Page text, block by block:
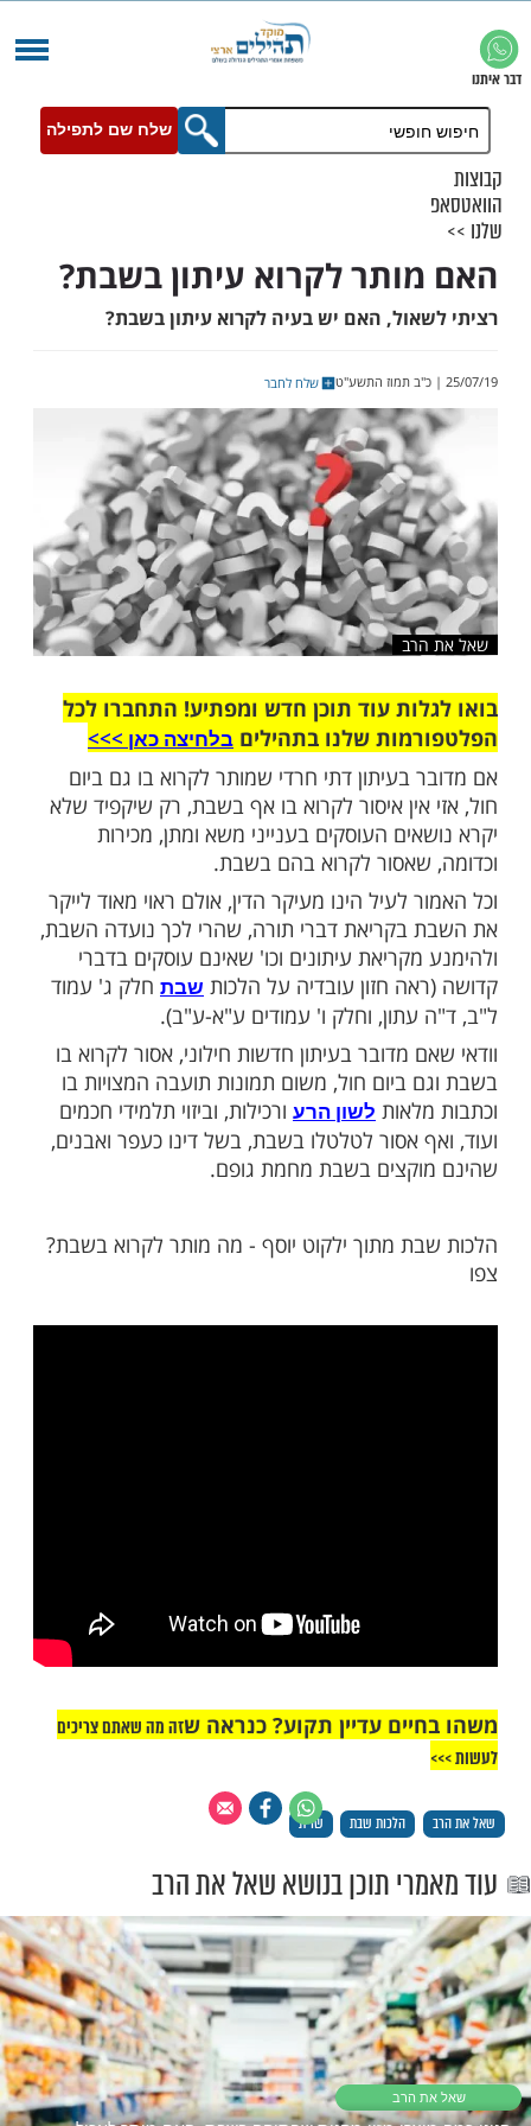
שלח שם לתפילה
לקרוא עיתון בשבת?
האם יש בעיה לקרוא עיתון בשבת?
שלח לחבר
עוד תוכן חדש ומפתיע! התחברו לכל
שלנו בתהיליםבלחיצה כאן >>>​
בעיתון דתי­ חרדי שמותר לקרוא בו גם ביום
איסור לקרוא בו אף בשבת, רק שיקפיד שלא
העוסקים בענייני משא ומתן, מכירות
לקרוא בהם בשבת.
לעיל הינו מעיקר הדין, אולם ראוי מאוד לייקר
דברי תורה, שהרי לכך נועדה השבת,
עיתונים וכו' שאינם עוסקים בדברי
חזון עובדיה על הלכות
שבתחלק ג' עמוד
וחלק ו' עמודים ע"א-ע"ב).
מדובר בעיתון חדשות חילוני, אסור לקרוא בו